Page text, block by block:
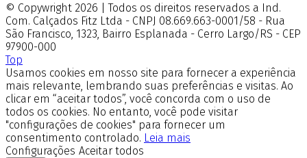
© Copywright 2026 | Todos os direitos reservados a Ind.
Com. Calçados Fitz Ltda - CNPJ 08.669.663-0001/58 - Rua
São Francisco, 1323, Bairro Esplanada - Cerro Largo/RS - CEP
97900-000
Top
Usamos cookies em nosso site para fornecer a experiência
mais relevante, lembrando suas preferências e visitas. Ao
clicar em “aceitar todos”, você concorda com o uso de
todos os cookies. No entanto, você pode visitar
"configurações de cookies" para fornecer um
consentimento controlado. Leia mais
Configurações Aceitar todos